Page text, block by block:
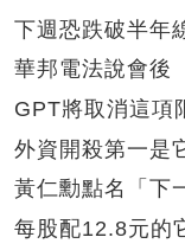
下週恐跌破半年
華邦電法說會
GPT將取消這
外資開殺第一
黃仁勳點名「下
每股配12.8元